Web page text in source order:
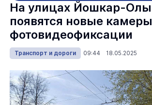
На улицах Йошкар-Олы
появятся новые камеры
фотовидеофиксации
Транспорт и дороги 09:44 18.05.2025